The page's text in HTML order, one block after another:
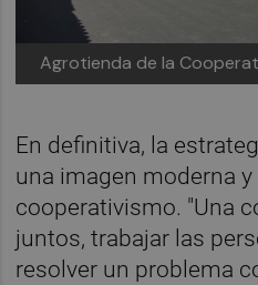
Agrotienda de la
En definitiva, la
una imagen moderna y
cooperativismo. "Una
juntos, trabajar las
resolver un problema